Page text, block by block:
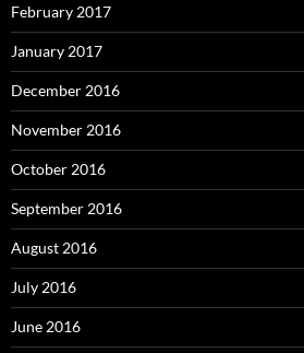
February 2017
January 2017
December 2016
November 2016
October 2016
September 2016
August 2016
July 2016
June 2016